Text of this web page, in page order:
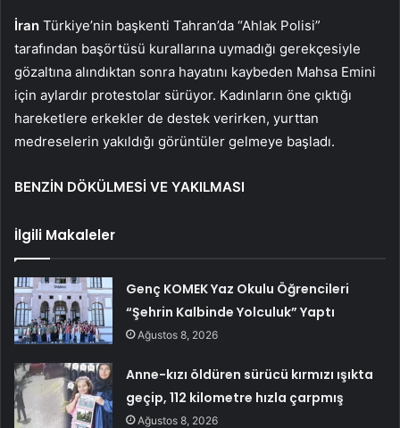
İran Türkiye’nin başkenti Tahran’da “Ahlak Polisi”
tarafından başörtüsü kurallarına uymadığı gerekçesiyle
gözaltına alındıktan sonra hayatını kaybeden Mahsa Emini
için aylardır protestolar sürüyor. Kadınların öne çıktığı
hareketlere erkekler de destek verirken, yurttan
medreselerin yakıldığı görüntüler gelmeye başladı.
BENZİN DÖKÜLMESİ VE YAKILMASI
İlgili Makaleler
Genç KOMEK Yaz Okulu Öğrencileri
“Şehrin Kalbinde Yolculuk” Yaptı
Ağustos 8, 2026
Anne-kızı öldüren sürücü kırmızı ışıkta
geçip, 112 kilometre hızla çarpmış
Ağustos 8, 2026